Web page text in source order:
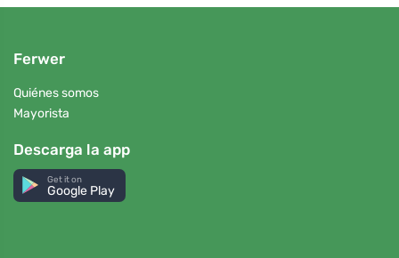
Ferwer
Quiénes somos
Mayorista
Descarga la app
Get it on
Google Play